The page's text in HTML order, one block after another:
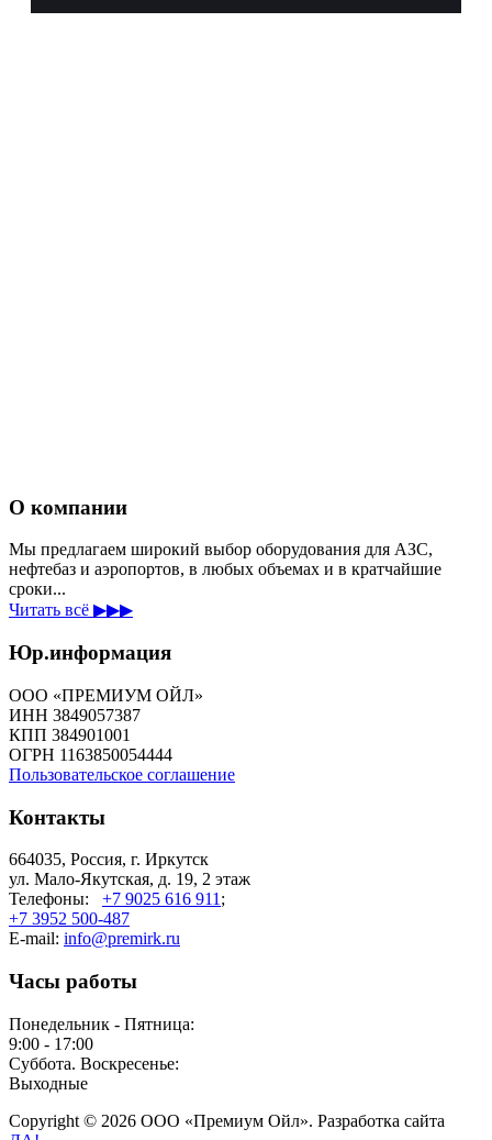
О компании
Мы предлагаем широкий выбор оборудования для АЗС,
нефтебаз и аэропортов, в любых объемах и в кратчайшие
сроки...
Читать всё ▶▶▶
Юр.информация
ООО «ПРЕМИУМ ОЙЛ»
ИНН 3849057387
КПП 384901001
ОГРН 1163850054444
Пользовательское соглашение
Контакты
664035, Россия, г. Иркутск
ул. Мало-Якутская, д. 19, 2 этаж
Телефоны: +7 9025 616 911 ;
+7 3952 500-487
E-mail: info@premirk.ru
Часы работы
Понедельник - Пятница:
9:00 - 17:00
Суббота. Воскресенье:
Выходные
Copyright © 2026 ООО «Премиум Ойл». Разработка сайта